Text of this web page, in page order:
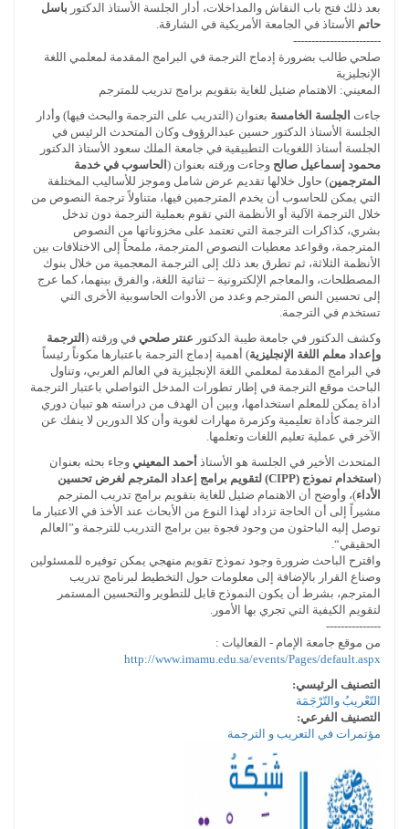
بعد ذلك فتح باب النقاش والمداخلات، أدار الجلسة الأستاذ الدكتور باسل
حاتم الأستاذ في الجامعة الأمريكية في الشارقة.
------------------------
صلحي طالب بضرورة إدماج الترجمة في البرامج المقدمة لمعلمي اللغة
الإنجليزية
المعيني: الاهتمام ضئيل للغاية بتقويم برامج تدريب للمترجم
جاءت الجلسة الخامسة بعنوان (التدريب على الترجمة والبحث فيها) وأدار
الجلسة الأستاذ الدكتور حسين عبدالرؤوف وكان المتحدث الرئيس في
الجلسة أستاذ اللغويات التطبيقية في جامعة الملك سعود الأستاذ الدكتور
محمود إسماعيل صالح وجاءت ورقته بعنوان ( الحاسوب في خدمة
المترجمين) حاول خلالها تقديم عرض شامل وموجز للأساليب المختلفة
التي يمكن للحاسوب أن يخدم المترجمين فيها، متناولاً ترجمة النصوص من
خلال الترجمة الآلية أو الأنظمة التي تقوم بعملية الترجمة دون تدخل
بشري، كذاكرات الترجمة التي تعتمد على مخزوناتها من النصوص
المترجمة، وقواعد معطيات النصوص المترجمة، ملمحاً إلى الاختلافات بين
الأنظمة الثلاثة، ثم تطرق بعد ذلك إلى الترجمة المعجمية من خلال بنوك
المصطلحات، والمعاجم الإلكترونية – ثنائية اللغة، والفرق بينهما، كما عرج
إلى تحسين النص المترجم وعدد من الأدوات الحاسوبية الأخرى التي
تستخدم في الترجمة.
وكشف الدكتور في جامعة طيبة الدكتور عنتر صلحي في ورقته ( الترجمة
وإعداد معلم اللغة الإنجليزية) أهمية إدماج الترجمة باعتبارها مكوناً رئيساً
في البرامج المقدمة لمعلمي اللغة الإنجليزية في العالم العربي، وتناول
الباحث موقع الترجمة في إطار تطورات المدخل التواصلي باعتبار الترجمة
أداة يمكن للمعلم استخدامها، وبين أن الهدف من دراسته هو تبيان دوري
الترجمة كأداة تعليمية وكزمرة مهارات لغوية وأن كلا الدورين لا ينفك عن
الآخر في عملية تعليم اللغات وتعلمها.
المتحدث الأخير في الجلسة هو الأستاذ أحمد المعيني وجاء بحثه بعنوان
(
استخدام نموذج (CIPP) لتقويم برامج إعداد المترجم لغرض تحسين
الأداء)، وأوضح أن الاهتمام ضئيل للغاية بتقويم برامج تدريب المترجم
مشيراً إلى أن الحاجة تزداد لهذا النوع من الأبحاث عند الأخذ في الاعتبار ما
توصل إليه الباحثون من وجود فجوة بين برامج التدريب للترجمة و”العالم
الحقيقي“.
واقترح الباحث ضرورة وجود نموذج تقويم منهجي يمكن توفيره للمسئولين
وصناع القرار بالإضافة إلى معلومات حول التخطيط لبرنامج تدريب
المترجم، بشرط أن يكون النموذج قابل للتطوير والتحسين المستمر
لتقويم الكيفية التي تجري بها الأمور.
---------------
من موقع جامعة الإمام - الفعاليات :
http://www.imamu.edu.sa/events/Pages/default.aspx
التصنيف الرئيسي:
التّعْريبُ والتّرْجَمَة
التصنيف الفرعي:
مؤتمرات في التعريب و الترجمة